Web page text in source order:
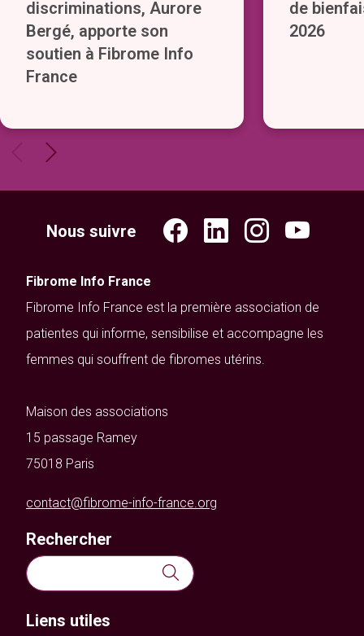
discriminations, Aurore
Bergé, apporte son
soutien à Fibrome Info
France
de
2026
Nous suivre
Fibrome Info France
Fibrome Info France est la première association de
patientes qui informe, sensibilise et accompagne les
femmes qui souffrent de fibromes utérins.
Maison des associations
15 passage Ramey
75018 Paris
contact@fibrome-info-france.org
Rechercher
Rechercher :
Liens utiles